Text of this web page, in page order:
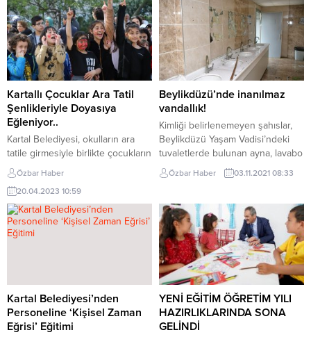
Kartallı Çocuklar Ara Tatil
Şenlikleriyle Doyasıya
Eğleniyor..
Kartal Belediyesi, okulların ara
tatile girmesiyle birlikte çocukların
yorgunluklarını atmaları ve
eğlenebilmeleri için onları “Ara
Tatil Çocuk Şenlikleri” ile
buluşturuyor. Arkadaşlarıyla
birlikte birbirinden eğlenceli
etkinliklere katılan Kartallı
Rıfat Ilgaz Eğlenceli Çocuk
Kütüphanesi ve Sanat Sokağı’nda
gerçekleştirilen etkinliklerde
yüzlerce...
Özbar Haber
20.04.2023 10:59
Beylikdüzü’nde inanılmaz
vandallık!
Kimliği belirlenemeyen şahıslar,
Beylikdüzü Yaşam Vadisi’ndeki
tuvaletlerde bulunan ayna, lavabo
ve klozetleri kırarak büyük
tahribat yarattı. Olay, Beylikdüzü
Çalık’ın sosyal medya üzerinden
yaptığı paylaşımın ardından,
vatandaşlar tarafından da büyük
tepki topladı. Beylikdüzü Yaşam
Vadisi’nde bulunan tuvaletlere
kimliği henüz belirlenemeyen
şahıslar tarafından saldırı
düzenlendi. Yaşam Vadisi’nin 1....
Özbar Haber 03.11.2021 08:33
Kartal Belediyesi’nden
Personeline ‘Kişisel Zaman
Eğrisi’ Eğitimi
YENİ EĞİTİM ÖĞRETİM YILI
HAZIRLIKLARINDA SONA
GELİNDİ